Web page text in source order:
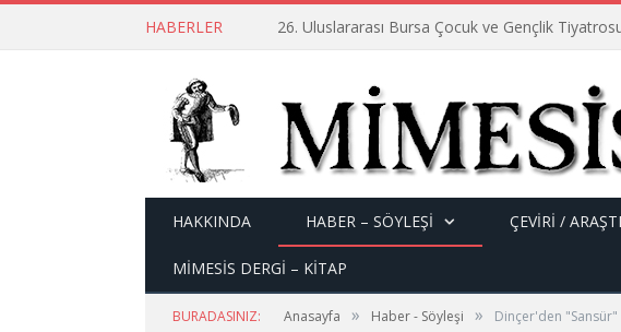
HABERLER 26. Uluslararası Bursa Çocuk ve Gençlik
HAKKINDA HABER – SÖYLEŞI ÇEVİRİ /
MİMESİS DERGİ – KİTAP
BURADASINIZ: Anasayfa » Haber - Söyleşi » Dinçer'den "Sansür"